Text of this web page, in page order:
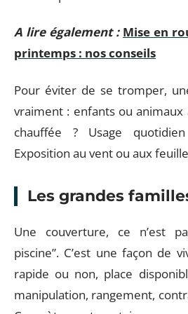
A lire également : Mise en
printemps : nos conseils
Pour éviter de se tromper,
vraiment : enfants ou animaux
chauffée ? Usage
Exposition au vent ou aux
Les grandes
Une couverture, ce n’est
piscine”. C’est une façon de
rapide ou non, place
manipulation, rangement,